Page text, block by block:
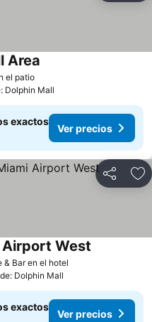
el patioVer precios
Area
Dolphin Mall
exactos
Ver precios
Compartir
& Bar en el hotel
Airport West
Dolphin Mall
exactos
Ver precios